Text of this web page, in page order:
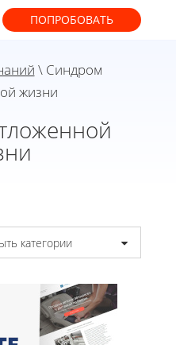
ПОПРОБОВАТЬ
\ Синдром
жизни
категории